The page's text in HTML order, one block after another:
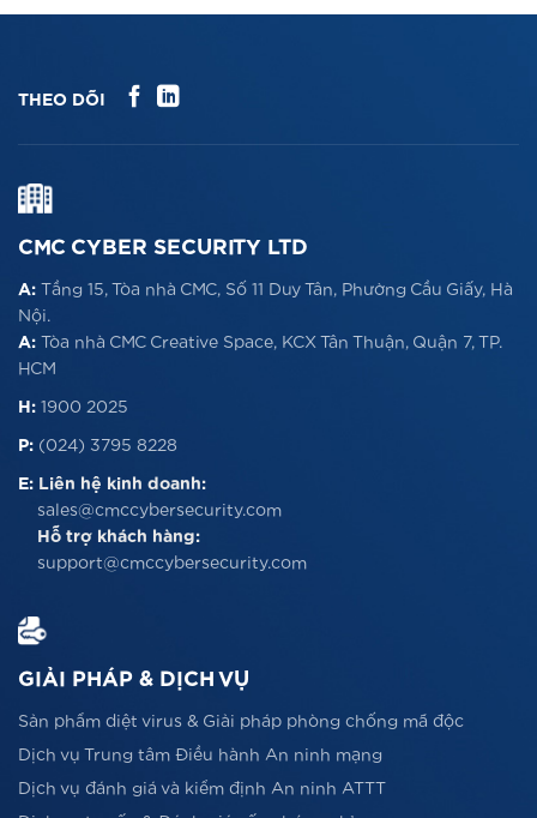
THEO DÕI
CMC CYBER SECURITY LTD
A: Tầng 15, Tòa nhà CMC, Số 11 Duy Tân, Phường Cầu Giấy, Hà
Nội.
A: Tòa nhà CMC Creative Space, KCX Tân Thuận, Quận 7, TP.
HCM
H: 1900 2025
P: (024) 3795 8228
E: Liên hệ kinh doanh:
sales@cmccybersecurity.com
Hỗ trợ khách hàng:
support@cmccybersecurity.com
GIẢI PHÁP & DỊCH VỤ
Sản phẩm diệt virus & Giải pháp phòng chống mã độc
Dịch vụ Trung tâm Điều hành An ninh mạng
Dịch vụ đánh giá và kiểm định An ninh ATTT